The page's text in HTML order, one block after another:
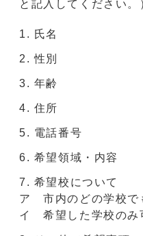
と記入してください。
氏名
性別
年齢
住所
電話番号
希望領域・内容
希望校について
ア 市内のどの学校で
イ 希望した学校のみ